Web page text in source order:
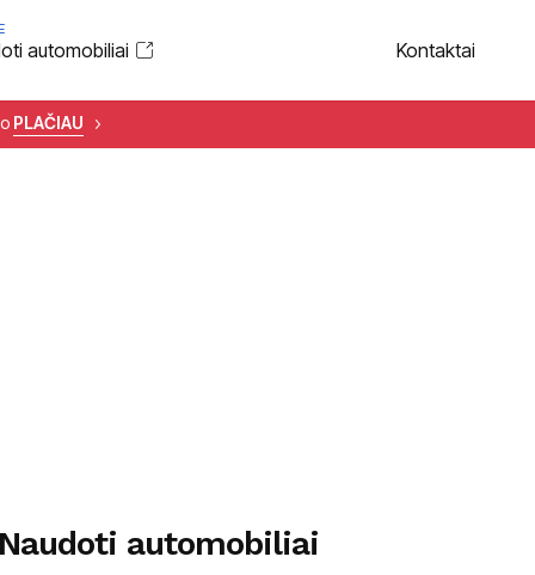
automobiliai Kontaktai
PLAČIAU
Naudoti automobiliai